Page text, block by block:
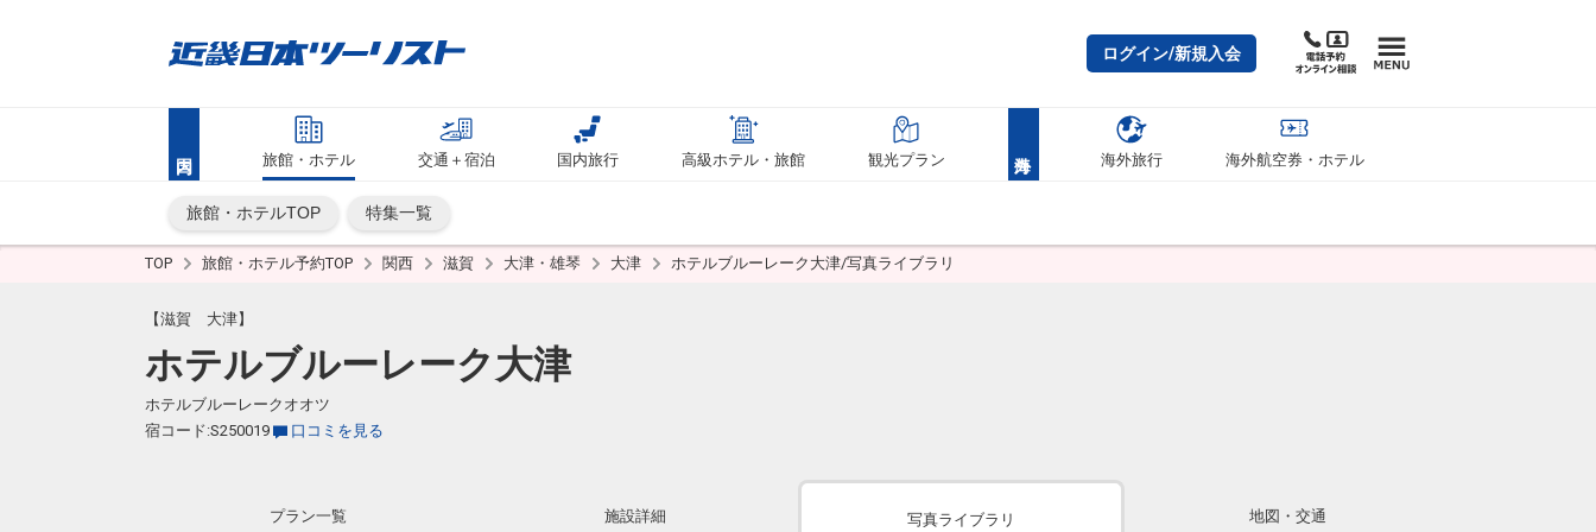
ログイン/新規入会
旅館・ホテル 交通＋宿泊 国内旅行 高級ホテル・旅館 観光プラン 海外旅行 海外航空券・ホテル
旅館・ホテルTOP 特集一覧
TOP 旅館・ホテル予約TOP 関西 滋賀 大津・雄琴 大津 ホテルブルーレーク大津/写真ライブラリ
【滋賀 大津】
ホテルブルーレーク大津
ホテルブルーレークオオツ
宿コード:S250019
口コミを見る
プラン一覧 施設詳細 写真ライブラリ 地図・交通